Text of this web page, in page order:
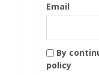
Email
By
policy